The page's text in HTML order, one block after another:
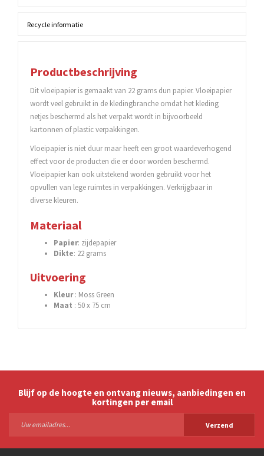
Recycle informatie
Productbeschrijving
Dit vloeipapier is gemaakt van 22 grams dun papier. Vloeipapier
wordt veel gebruikt in de kledingbranche omdat het kleding
netjes beschermd als het verpakt wordt in bijvoorbeeld
kartonnen of plastic verpakkingen.
Vloeipapier is niet duur maar heeft een groot waardeverhogend
effect voor de producten die er door worden beschermd.
Vloeipapier kan ook uitstekend worden gebruikt voor het
opvullen van lege ruimtes in verpakkingen. Verkrijgbaar in
diverse kleuren.
Materiaal
Papier: zijdepapier
Dikte: 22 grams
Uitvoering
Kleur: Moss Green
Maat : 50 x 75 cm
Blijf op de hoogte en ontvang nieuws, aanbiedingen en
kortingen per email
Verzend